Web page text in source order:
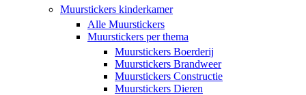
Muurstickers kinderkamer
Alle Muurstickers
Muurstickers per thema
Muurstickers Boerderij
Muurstickers Brandweer
Muurstickers Constructie
Muurstickers Dieren